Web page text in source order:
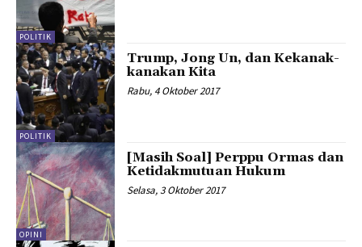
POLITIK
POLITIK
Trump, Jong Un, dan Kekanak-
kanakan Kita
Rabu, 4 Oktober 2017
OPINI
[Masih Soal] Perppu Ormas dan
Ketidakmutuan Hukum
Selasa, 3 Oktober 2017